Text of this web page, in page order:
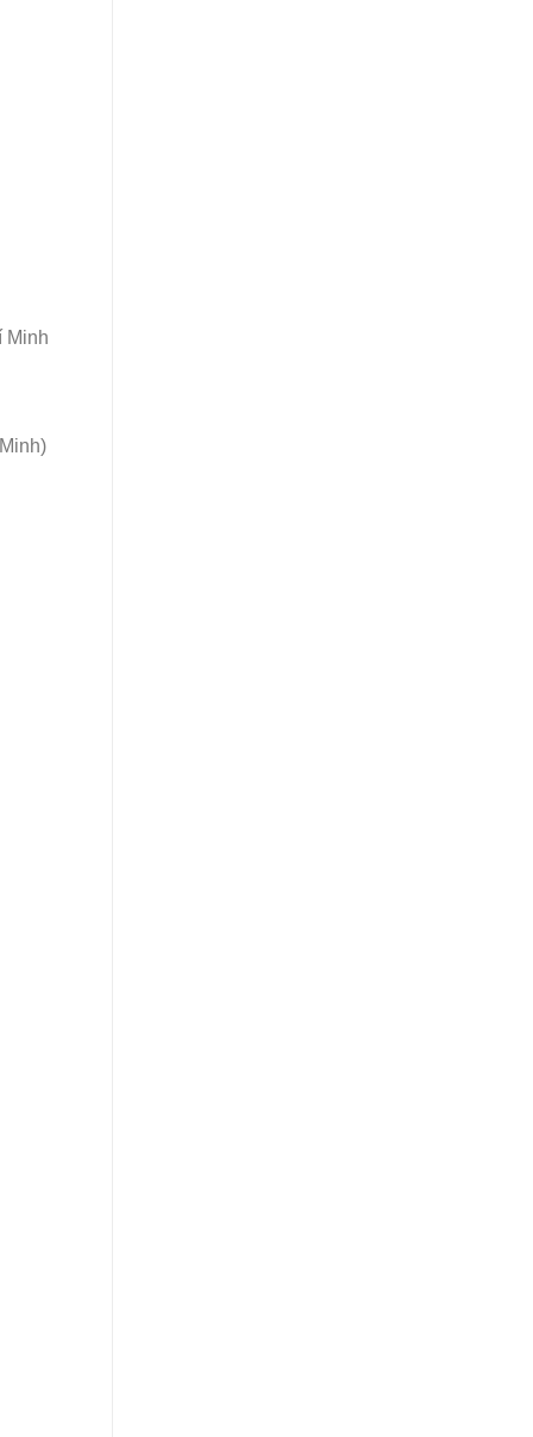
Minh